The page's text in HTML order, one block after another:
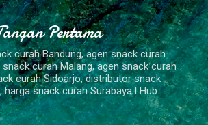
Pertama
curah Bandung, agen snack curah
curah Malang, agen snack curah
curah Sidoarjo, distributor snack
snack curah Surabaya l Hub.